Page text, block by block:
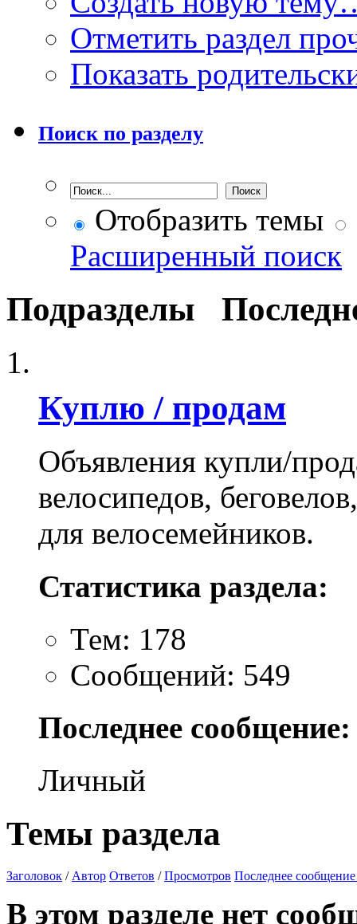
Отметить раздел
Показать
Поиск по разделу
Отобразить темы
Расширенный поиск
Подразделы
Куплю / продам
Объявления купли/
велосипедов,
для велосемейников.
Статистика раздела:
Тем: 178
Сообщений: 549
Последнее сообщение:
Личный
Темы раздела
Заголовок / Автор Ответов /Просмотров Последнее сообщение
В этом разделе нет